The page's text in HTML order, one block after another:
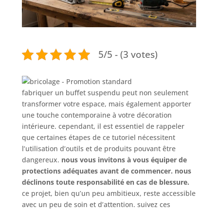
5/5 - (3 votes)
fabriquer un buffet suspendu peut non seulement
transformer votre espace, mais également apporter
une touche contemporaine à votre décoration
intérieure. cependant, il est essentiel de rappeler
que certaines étapes de ce tutoriel nécessitent
l’utilisation d’outils et de produits pouvant être
dangereux. nous vous invitons à vous équiper de
protections adéquates avant de commencer. nous
déclinons toute responsabilité en cas de blessure.
ce projet, bien qu’un peu ambitieux, reste accessible
avec un peu de soin et d’attention. suivez ces